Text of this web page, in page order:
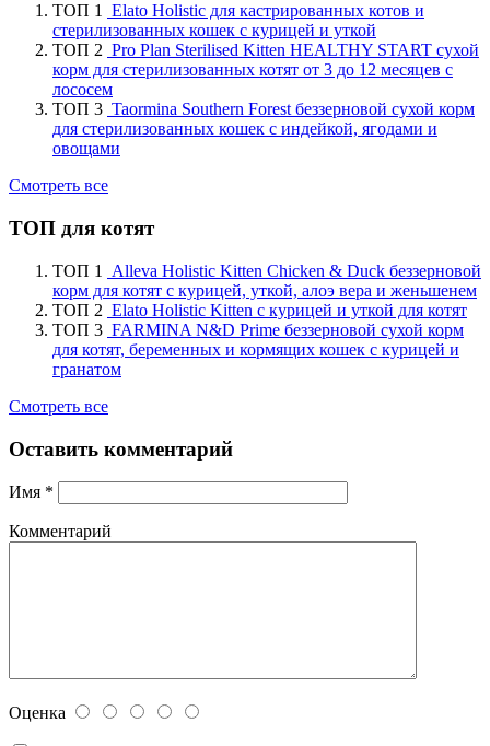
ТОП 1 Elato Holistic для кастрированных котов и
стерилизованных кошек с курицей и уткой
ТОП 2 Pro Plan Sterilised Kitten HEALTHY START сухой
корм для стерилизованных котят от 3 до 12 месяцев с
лососем
ТОП 3 Taormina Southern Forest беззерновой сухой корм
для стерилизованных кошек с индейкой, ягодами и
овощами
Смотреть все
ТОП для котят
ТОП 1
Alleva Holistic Kitten Chicken & Duck беззерновой
корм для котят с курицей, уткой, алоэ вера и женьшенем
ТОП 2 Elato Holistic Kitten с курицей и уткой для котят
ТОП 3 FARMINA N&D Prime беззерновой сухой корм
для котят, беременных и кормящих кошек с курицей и
гранатом
Смотреть все
Оставить комментарий
Имя *
Комментарий
Оценка